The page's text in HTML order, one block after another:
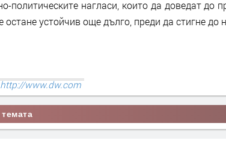
политическите нагласи, които да доведат до
остане устойчив още дълго, преди да стигне до
http://www.dw.com